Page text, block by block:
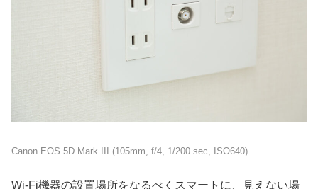
Canon EOS 5D Mark III (105mm, f/4, 1/200 sec, ISO640)
Wi-Fi機器の設置場所をなるべくスマートに、見えない場